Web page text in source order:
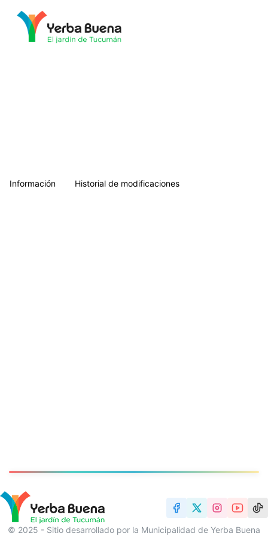
Información Historial de modificaciones
© 2025 - Sitio desarrollado por la Municipalidad de Yerba Buena